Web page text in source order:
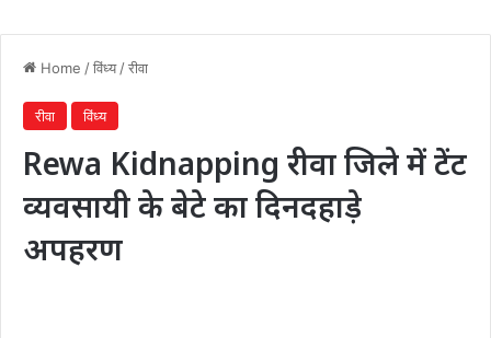
Home /विंध्य /रीवा
रीवा विंध्य
Rewa Kidnapping रीवा जिले में टेंट
व्यवसायी के बेटे का दिनदहाड़े
अपहरण